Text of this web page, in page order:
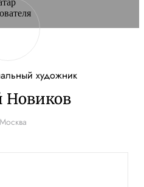
художник
Новиков
Москва